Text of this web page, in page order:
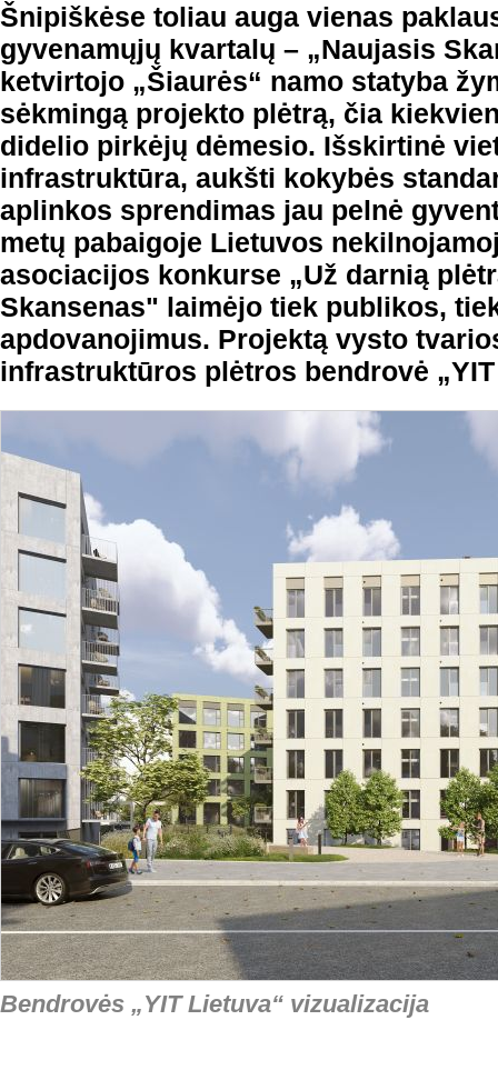
Šnipiškėse toliau auga vienas
gyvenamųjų kvartalų – „Naujasis
ketvirtojo „Šiaurės“ namo statyba
sėkmingą projekto plėtrą, čia
didelio pirkėjų dėmesio. Išskirtinė
infrastruktūra, aukšti kokybės
aplinkos sprendimas jau pelnė
metų pabaigoje Lietuvos
asociacijos konkurse „Už darnią
Skansenas" laimėjo tiek publikos,
apdovanojimus. Projektą vysto
infrastruktūros plėtros bendrovė
Bendrovės „YIT Lietuva“ vizualizacija